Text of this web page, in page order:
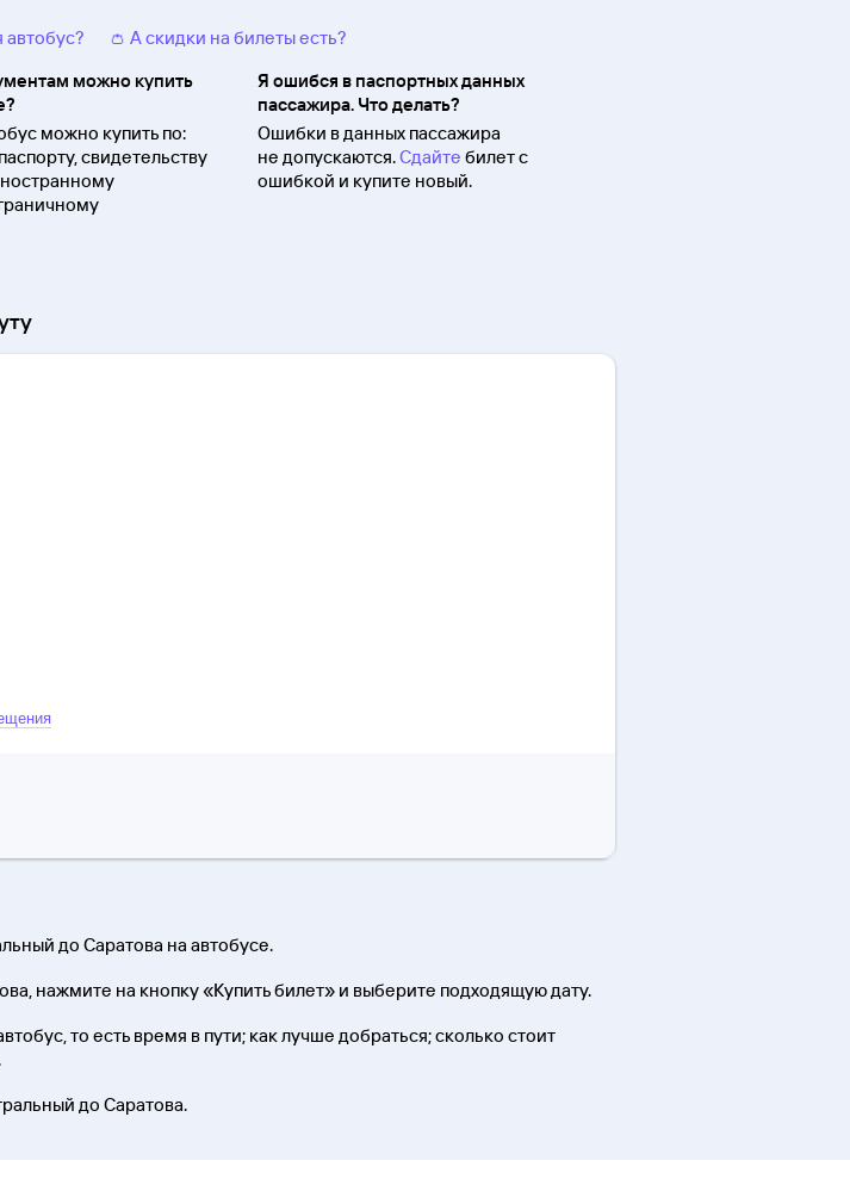
автобус?
👛 А скидки на билеты есть?
можно купить
можно купить по:
свидетельству
Я ошибся в паспортных данных
пассажира. Что делать?
Ошибки в данных пассажира
не допускаются.Сдайте билет с
ошибкой и купите новый.
до Саратова на автобусе.
нажмите на кнопку «Купить билет» и выберите подходящую дату.
то есть время в пути; как лучше добраться; сколько стоит
до Саратова.